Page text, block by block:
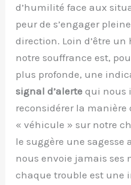
d’humilité face aux
peur de s’engager
direction. Loin d’être
notre souffrance est,
plus profonde, une
signal d’alerte qui nous
reconsidérer la
« véhicule » sur notre
le suggère une sagesse
nous envoie jamais ses
chaque trouble est une